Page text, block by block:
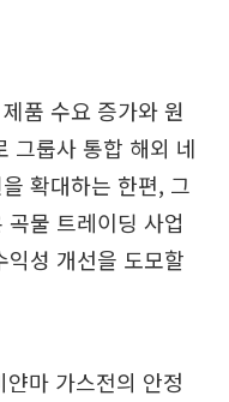
품 수요 증가와 원
그룹사 통합 해외 네
확대하는 한편, 그
물 트레이딩 사업
성 개선을 도모할
마 가스전의 안정